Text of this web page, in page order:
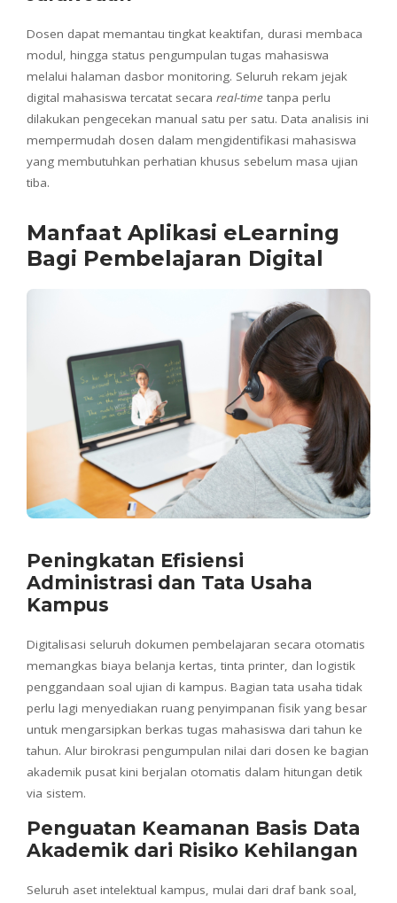
Dosen dapat memantau tingkat keaktifan, durasi membaca
modul, hingga status pengumpulan tugas mahasiswa
melalui halaman dasbor monitoring. Seluruh rekam jejak
digital mahasiswa tercatat secara real-time tanpa perlu
dilakukan pengecekan manual satu per satu. Data analisis ini
mempermudah dosen dalam mengidentifikasi mahasiswa
yang membutuhkan perhatian khusus sebelum masa ujian
tiba.
Manfaat Aplikasi eLearning
Bagi Pembelajaran Digital
Peningkatan Efisiensi
Administrasi dan Tata Usaha
Kampus
Digitalisasi seluruh dokumen pembelajaran secara otomatis
memangkas biaya belanja kertas, tinta printer, dan logistik
penggandaan soal ujian di kampus. Bagian tata usaha tidak
perlu lagi menyediakan ruang penyimpanan fisik yang besar
untuk mengarsipkan berkas tugas mahasiswa dari tahun ke
tahun. Alur birokrasi pengumpulan nilai dari dosen ke bagian
akademik pusat kini berjalan otomatis dalam hitungan detik
via sistem.
Penguatan Keamanan Basis Data
Akademik dari Risiko Kehilangan
Seluruh aset intelektual kampus, mulai dari draf bank soal,